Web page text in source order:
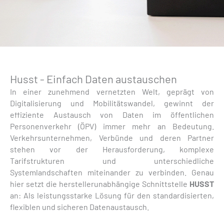
Husst - Einfach Daten austauschen
In einer zunehmend vernetzten Welt, geprägt von
Digitalisierung und Mobilitätswandel, gewinnt der
effiziente Austausch von Daten im öffentlichen
Personenverkehr (ÖPV) immer mehr an Bedeutung.
Verkehrsunternehmen, Verbünde und deren Partner
stehen vor der Herausforderung, komplexe
Tarifstrukturen und unterschiedliche
Systemlandschaften miteinander zu verbinden. Genau
hier setzt die herstellerunabhängige Schnittstelle HUSST
an: Als leistungsstarke Lösung für den standardisierten,
flexiblen und sicheren Datenaustausch.